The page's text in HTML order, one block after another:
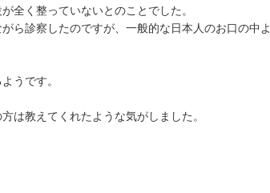
全く整っていないとのことでした。
ら診察したのですが、一般的な日本人のお口の中よ
うです。
は教えてくれたような気がしました。